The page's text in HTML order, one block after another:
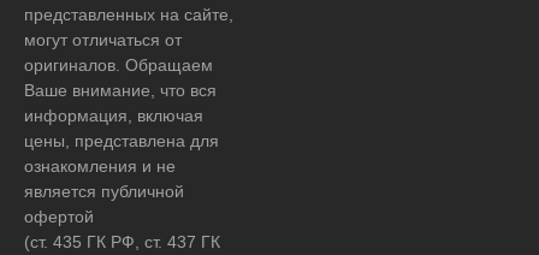
представленных на сайте,
могут отличаться от
оригиналов. Обращаем
Ваше внимание, что вся
информация, включая
цены, представлена для
ознакомления и не
является публичной
офертой
(ст. 435 ГК РФ, ст. 437 ГК